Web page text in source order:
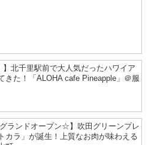
】北千里駅前で大人気だったハワイア
きた！「ALOHA cafe Pineapple」＠服
グランドオープン☆】吹田グリーンプレ
カラ」が誕生！上質なお肉が味わえる